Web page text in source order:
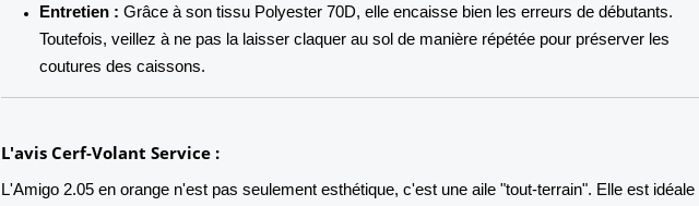
Entretien : Grâce à son tissu Polyester 70D, elle encaisse bien les erreurs de débutants.
Toutefois, veillez à ne pas la laisser claquer au sol de manière répétée pour préserver les
coutures des caissons.
L'avis Cerf-Volant Service :
L'Amigo 2.05 en orange n'est pas seulement esthétique, c'est une aile "tout-terrain". Elle est idéale